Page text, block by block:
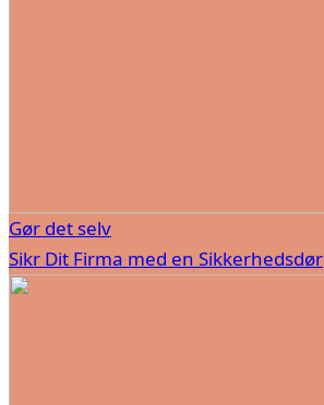
Gør det selv
Sikr Dit Firma med en Sikkerhedsdør